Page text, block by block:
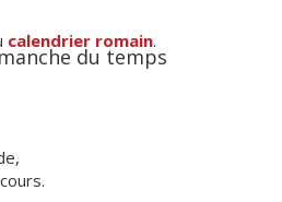
calendrier romain.
du temps